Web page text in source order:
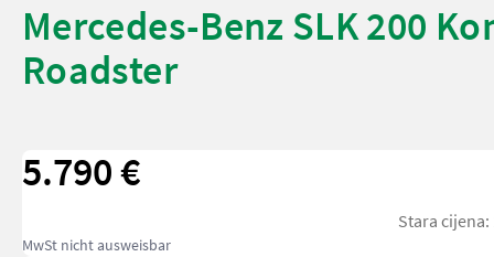
Mercedes-Benz SLK 200
Roadster
5.790 €
Stara cijena:
MwSt nicht ausweisbar